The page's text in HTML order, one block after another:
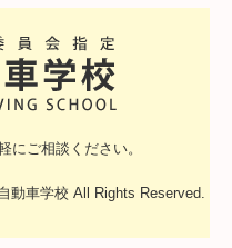
にご相談ください。
動車学校 All Rights Reserved.